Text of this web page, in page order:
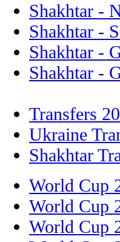
Shakhtar -
Shakhtar -
Shakhtar -
Shakhtar -
Transfers
Ukraine
Shakhtar
World Cup
World Cup
World Cup